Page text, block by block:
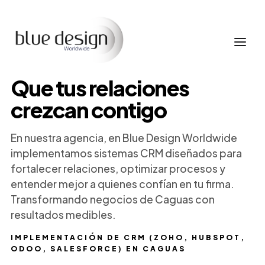
IMPLEMENTACIÓN DE CRM (ZOHO, HUBSPOT,
ODOO, SALESFORCE) EN CAGUAS
Que tus relaciones
crezcan contigo
En nuestra agencia, en Blue Design Worldwide
implementamos sistemas CRM diseñados para
fortalecer relaciones, optimizar procesos y
entender mejor a quienes confían en tu firma.
Transformando negocios de Caguas con
resultados medibles.